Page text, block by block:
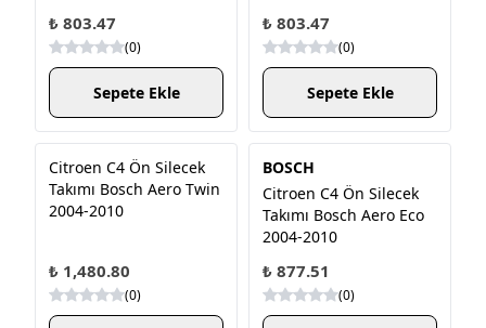
₺ 803.47
(0)
Sepete Ekle
₺ 803.47
(0)
Sepete Ekle
Citroen C4 Ön Silecek
Takımı Bosch Aero Twin
2004-2010
₺ 1,480.80
(0)
BOSCH
Citroen C4 Ön Silecek
Takımı Bosch Aero Eco
2004-2010
₺ 877.51
(0)